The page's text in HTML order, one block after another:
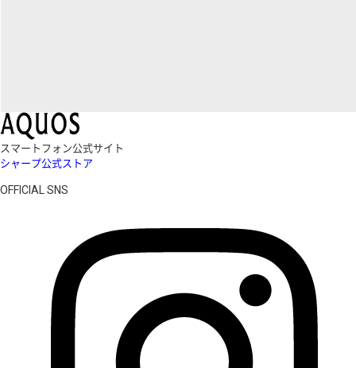
スマートフォン公式サイト
シャープ公式ストア
OFFICIAL SNS